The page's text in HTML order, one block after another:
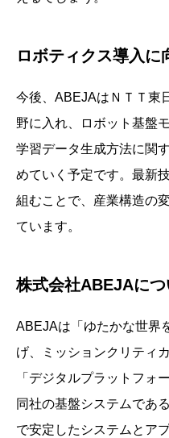
ロボティクス導入に
今後、ABEJAはＮＴＴ東
野に入れ、ロボット基盤
学習データ生成方法に関
めていく予定です。最新
組むことで、産業構造の
ています。
株式会社ABEJAにつ
ABEJAは「ゆたかな世界
げ、ミッションクリティ
「デジタルプラットフォ
同社の基盤システムであ
で安定したシステムとア